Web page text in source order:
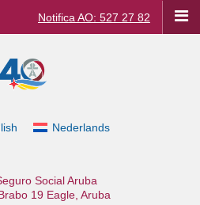
Notifica AO: 527 27 82
Nederlands
Social Aruba
19 Eagle, Aruba